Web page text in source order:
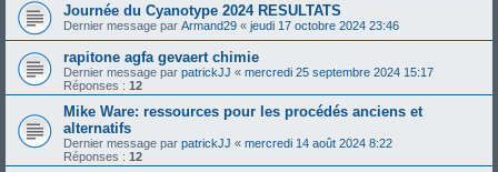
Journée du Cyanotype 2024 RESULTATS
Dernier message par Armand29 « jeudi 17 octobre 2024 23:46
rapitone agfa gevaert chimie
Dernier message par patrickJJ « mercredi 25 septembre 2024 15:17
Réponses : 12
Mike Ware: ressources pour les procédés anciens et
alternatifs
Dernier message par patrickJJ « mercredi 14 août 2024 8:22
Réponses : 12